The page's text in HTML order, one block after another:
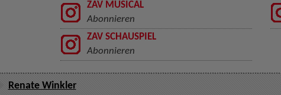
ZAV MUSICAL
Abonnieren
ZAV SCHAUSPIEL
Abonnieren
Renate Winkler